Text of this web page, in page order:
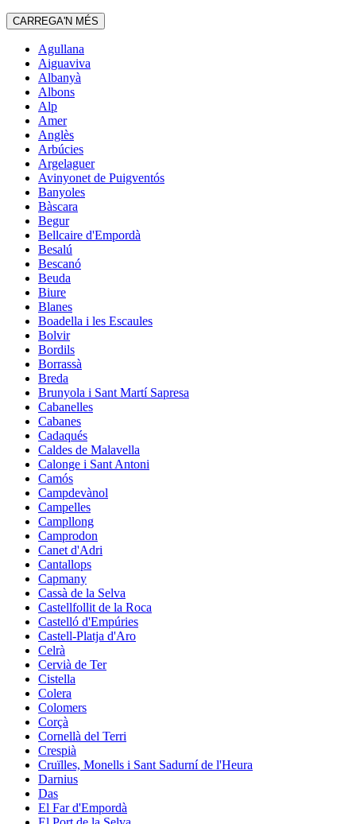
CARREGA'N MÉS
Agullana
Aiguaviva
Albanyà
Albons
Alp
Amer
Anglès
Arbúcies
Argelaguer
Avinyonet de Puigventós
Banyoles
Bàscara
Begur
Bellcaire d'Empordà
Besalú
Bescanó
Beuda
Biure
Blanes
Boadella i les Escaules
Bolvir
Bordils
Borrassà
Breda
Brunyola i Sant Martí Sapresa
Cabanelles
Cabanes
Cadaqués
Caldes de Malavella
Calonge i Sant Antoni
Camós
Campdevànol
Campelles
Campllong
Camprodon
Canet d'Adri
Cantallops
Capmany
Cassà de la Selva
Castellfollit de la Roca
Castelló d'Empúries
Castell-Platja d'Aro
Celrà
Cervià de Ter
Cistella
Colera
Colomers
Corçà
Cornellà del Terri
Crespià
Cruïlles, Monells i Sant Sadurní de l'Heura
Darnius
Das
El Far d'Empordà